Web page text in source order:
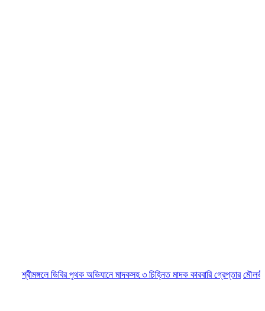
শ্রীমঙ্গলে ডিবির পৃথক অভিযানে মাদকসহ ৩ চিহ্নিত মাদক কারবারি গ্রেপ্তার